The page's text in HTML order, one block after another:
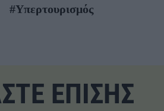
#Υπερτουρισμός
ΕΠΙΣΗΣ